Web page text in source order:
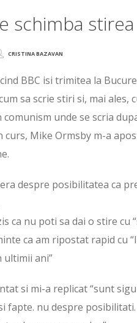
schimba
CRISTINA BAZAVAN
BBC isi trimitea la
sa scrie stiri si, mai ales,
comunism unde se scria
curs, Mike Ormsby m-a
despre posibilitatea ca
ca nu poti sa dai o stire cu
ca am ripostat rapid cu
ultimii ani”
si mi-a replicat “sunt
fapte. nu despre